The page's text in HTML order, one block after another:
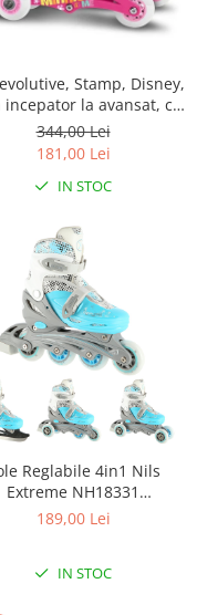
Stamp, Disney,
incepator la avansat, cu
Ajustabile, Inchidere
velcro, cu frana, Marime
27-30, Minnie Mouse
344,00 Lei
181,00 Lei
IN STOC
Reglabile 4in1 Nils
Extreme NH18331
Albastru/Gri
189,00 Lei
IN STOC